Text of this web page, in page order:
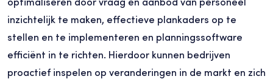
inzichtelijk te maken, effectieve plankaders op te
stellen en te implementeren en planningssoftware
efficiënt in te richten. Hierdoor kunnen bedrijven
proactief inspelen op veranderingen in de markt en zich